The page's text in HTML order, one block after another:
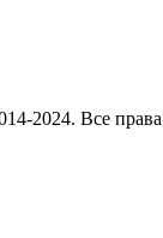
2024. Все